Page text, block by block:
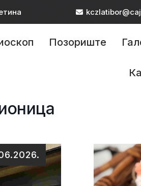
Позориште